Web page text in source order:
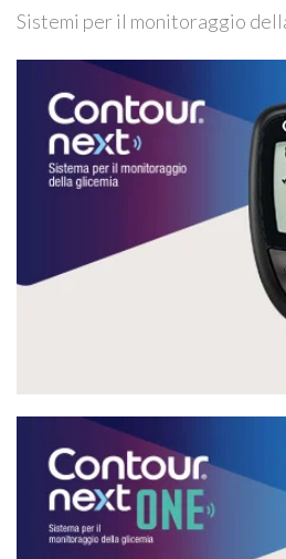
Sistemi per il monitoraggio